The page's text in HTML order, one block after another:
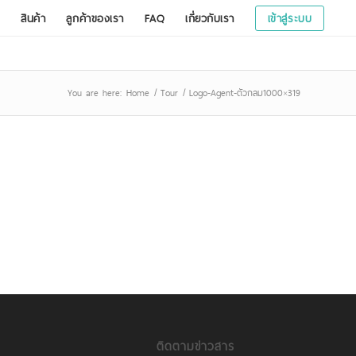
สินค้า ลูกค้าของเรา FAQ เกี่ยวกับเรา เข้าสู่ระบบ
You are here: Home / Tour / Logo-Agent-ตัวกลม1000×319
ติดตามข่าวสาร